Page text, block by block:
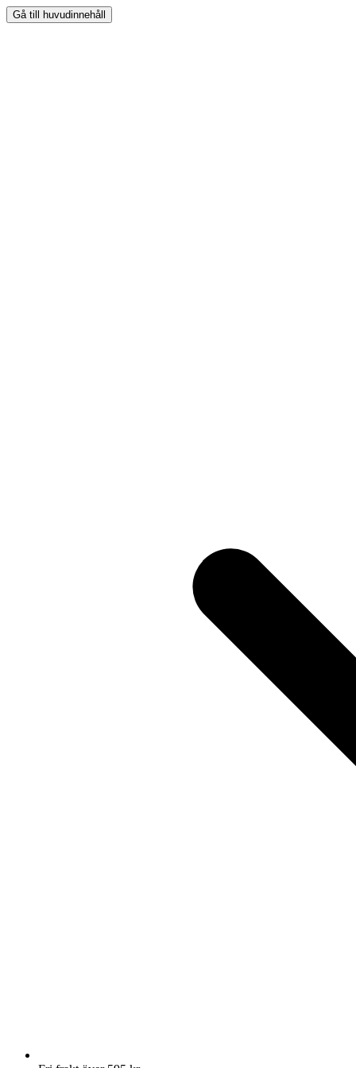
Gå till huvudinnehåll